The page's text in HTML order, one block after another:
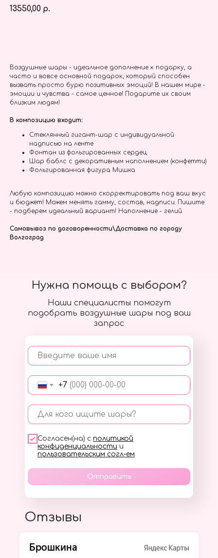
13550,00 р.
Воздушные шары - идеальное дополнение к подарку, а
часто и вовсе основной подарок, который способен
вызвать просто бурю позитивных эмоций! В нашем мире -
эмоции и чувства - самое ценное! Подарите их своим
близким людям!
В композицию входит:
Стеклянный гигант-шар с индивидуальной
надписью на ленте
Фонтан из фольгированных сердец
Шар баблс с декоративным наполнением (конфетти)
Фольгированная фигура Мишка
Любую композицию можно скорректировать под ваш вкус
и бюджет! Можем менять гамму, состав, надписи. Пишите
- подберем идеальный вариант! Наполнение - гелий.
Самовывоз по договоренности\Доставка по городу
Волгоград
Наши специалисты помогут
подобрать воздушные шары под ваш
запрос
Введите ваше имя
+7
Для кого ищите шары?
Согласен(на) с политикой
конфиденциальности и
пользовательским согл-ем
Отправить
Нужна помощь с выбором?
Отзывы